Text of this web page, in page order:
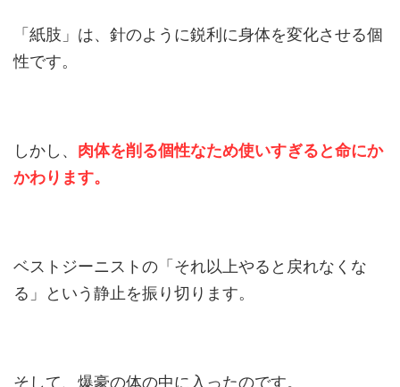
「紙肢」は、針のように鋭利に身体を変化させる個
性です。
しかし、 肉体を削る個性なため使いすぎると命にか
かわります。
ベストジーニストの「それ以上やると戻れなくな
る」という静止を振り切ります。
そして、爆豪の体の中に入ったのです。